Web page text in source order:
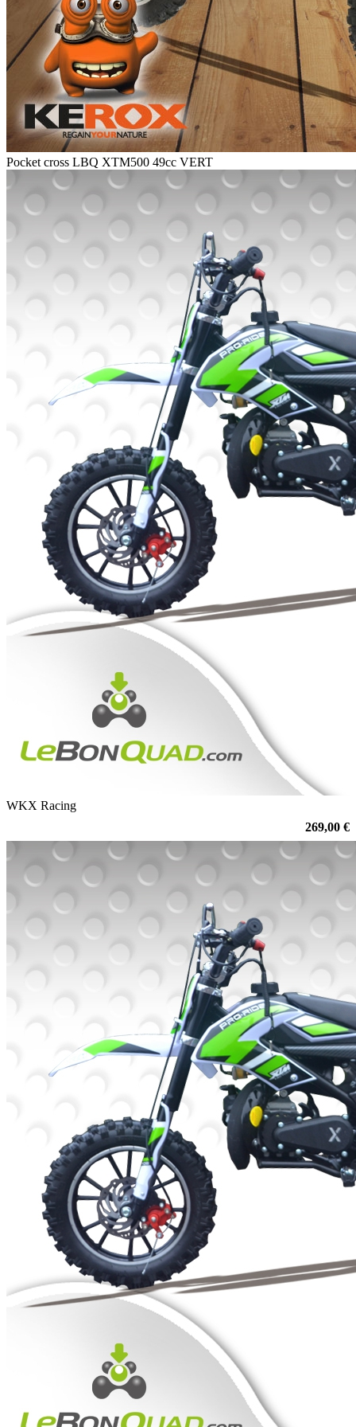
Pocket cross LBQ XTM500 49cc VERT
WKX Racing
269,00 €